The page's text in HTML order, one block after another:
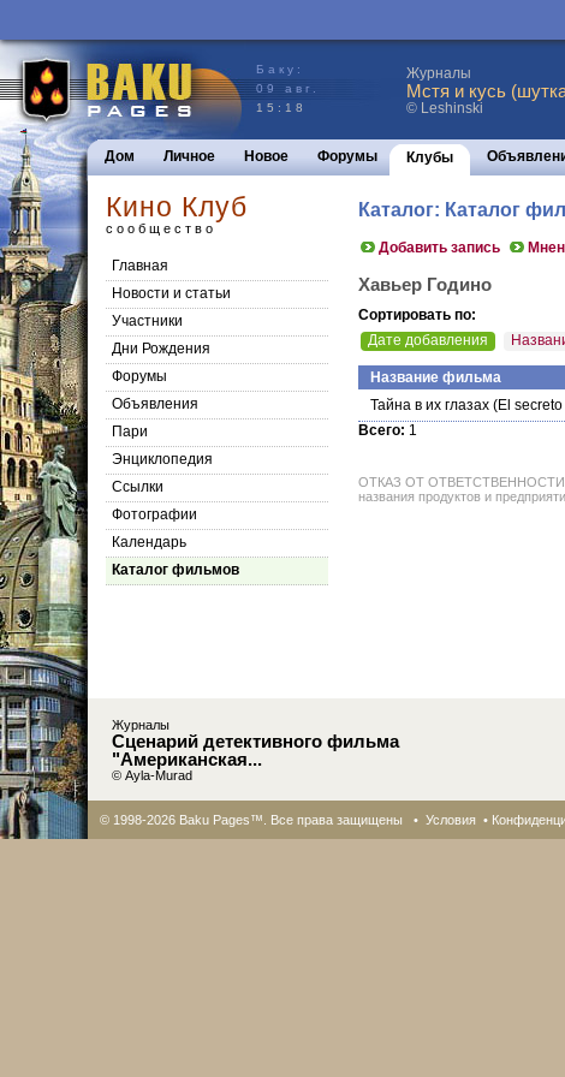
Баку:
09 авг.
15:18
Журналы
Мстя и кусь
© Leshinski
Дом Личное Новое Форумы Клубы
Кино Клуб
сообщество
Главная
Новости и статьи
Участники
Дни Рождения
Форумы
Объявления
Пари
Энциклопедия
Cсылки
Фотографии
Календарь
Каталог фильмов
Каталог: Каталог
Добавить запись
Хавьер Годино
Сортировать по:
Дате добавления
Название фильма
Тайна в их глазах (El
Всего: 1
ОТКАЗ ОТ ОТВЕТСТВЕННОСТИ:
названия продуктов и
Журналы
Сценарий детективного фильма
"Американская...
© Ayla-Murad
© 1998-2026 Baku Pages™. Все права защищены • Условия •